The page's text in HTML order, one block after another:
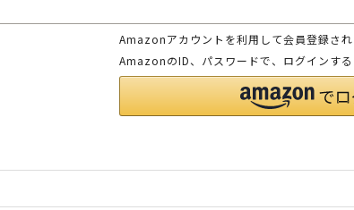
Amazonアカウントを利用して会員登録され
AmazonのID、パスワードで、ログインする